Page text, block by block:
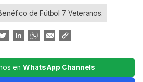
de Fútbol 7 Veteranos.
en WhatsApp Channels